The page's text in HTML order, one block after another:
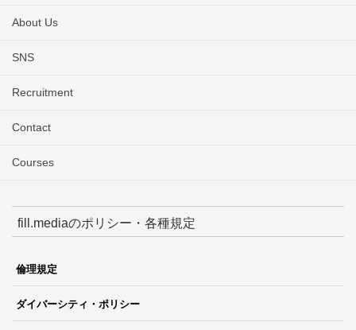
About Us
SNS
Recruitment
Contact
Courses
fill.mediaのポリシー・各種規定
倫理規定
ダイバーシティ・ポリシー